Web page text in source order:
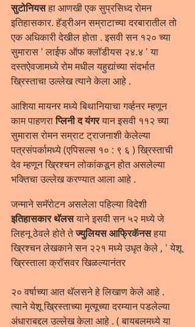
सुटोनियस हा आणखी एक सुप्रसिध्द रोमन
इतिहासकार. हॅड्रीअन सम्राटाच्या दरबारातील तो
एक अधिकारी देखील होता . इसवी सन १२० च्या
सुमारास ' लाईफ ऑफ क्लॉडीयस २४.४ ' या
दस्तऐवजामध्ये रोम मधील यहुद्यांच्या संदर्भात
ख्रिस्ताचा उल्लेख त्याने केला आहे .
आशिया मायनर मध्ये बिथानियाचा गर्व्हनर म्हणून
काम पाहणरा प्लिनी द यंगर यान इसवी ११२ च्या
सुमारास रोमन सम्राट ट्राजनाशी केलेल्या
पत्रसंपर्कामध्ये (एपिसल्स १० : ९ ६ ) ख्रिस्ताची
देव म्हणून ख्रिश्चन लोकांकडून होत असलेल्या
भक्तिचा उल्लेख करण्यात आला आहे .
जन्माने समॅरोटन असलेला पहिल्या विदेशी
इतिहासकार थॅलस याने इसवी सन ५२ मध्ये जे
लिहनू ठेवले होते ते ज्युलियस आफ्रिकॅनस हया
ख्रिश्चन लेखकाने सन २२१ मध्ये उधृत केले , ' येशू
ख्रिस्ताला क्रॉसवर खिळल्यानंतर
२० वर्षाच्या आत थॅलसने हे लिखाण केले आहे .
त्याने येशू ख्रिस्ताच्या मृत्यूच्या दरम्यान पडलेल्या
अंधाराबद्दल उल्लेख केला आहे . ( बायबलमध्ये या